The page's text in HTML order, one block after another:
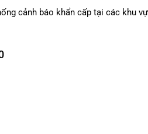
cảnh báo khẩn cấp tại các khu